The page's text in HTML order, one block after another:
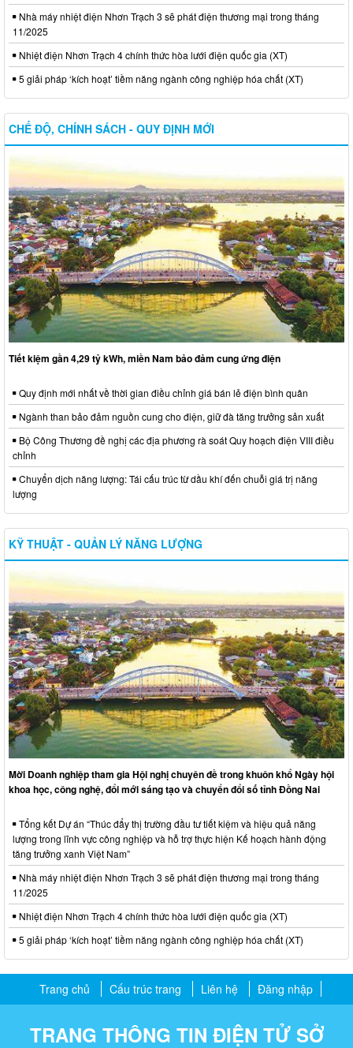
Nhà máy nhiệt điện Nhơn Trạch 3 sẽ phát điện thương mại trong tháng
11/2025
Nhiệt điện Nhơn Trạch 4 chính thức hòa lưới điện quốc gia (XT)
5 giải pháp ‘kích hoạt’ tiềm năng ngành công nghiệp hóa chất (XT)
CHẾ ĐỘ, CHÍNH SÁCH - QUY ĐỊNH MỚI
Tiết kiệm gần 4,29 tỷ kWh, miền Nam bảo đảm cung ứng điện
Quy định mới nhất về thời gian điều chỉnh giá bán lẻ điện bình quân
Ngành than bảo đảm nguồn cung cho điện, giữ đà tăng trưởng sản xuất
Bộ Công Thương đề nghị các địa phương rà soát Quy hoạch điện VIII điều
chỉnh
Chuyển dịch năng lượng: Tái cấu trúc từ dầu khí đến chuỗi giá trị năng
lượng
KỸ THUẬT - QUẢN LÝ NĂNG LƯỢNG
Mời Doanh nghiệp tham gia Hội nghị chuyên đề trong khuôn khổ Ngày hội
khoa học, công nghệ, đổi mới sáng tạo và chuyển đổi số tỉnh Đồng Nai
Tổng kết Dự án “Thúc đẩy thị trường đầu tư tiết kiệm và hiệu quả năng
lượng trong lĩnh vực công nghiệp và hỗ trợ thực hiện Kế hoạch hành động
tăng trưởng xanh Việt Nam”
Nhà máy nhiệt điện Nhơn Trạch 3 sẽ phát điện thương mại trong tháng
11/2025
Nhiệt điện Nhơn Trạch 4 chính thức hòa lưới điện quốc gia (XT)
5 giải pháp ‘kích hoạt’ tiềm năng ngành công nghiệp hóa chất (XT)
Trang chủ Cấu trúc trang Liên hệ Đăng nhập
TRANG THÔNG TIN ĐIỆN TỬ SỞ